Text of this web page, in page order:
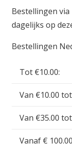
Red
17ml
VAL70.926
Bestellingen
dagelijks op
Bestellingen
Tot €10.00:
Van €10.00
Van €35.00
Vanaf €